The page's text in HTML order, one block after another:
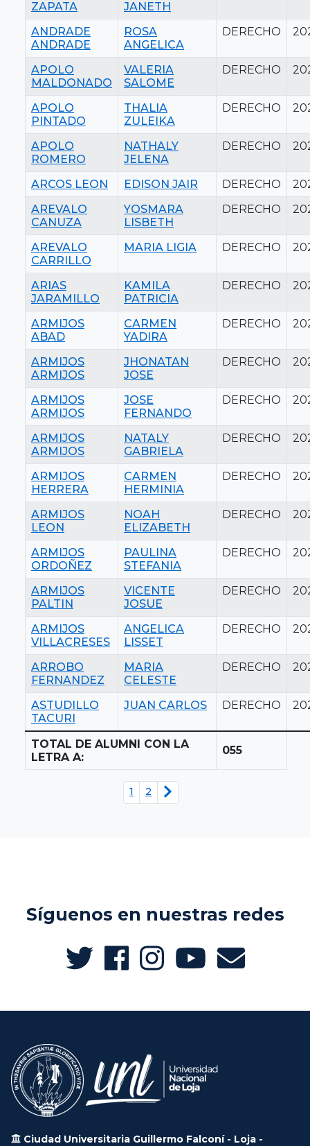
ZAPATA
JANETH
ANDRADE
ANDRADE
ROSA
ANGELICA
DERECHO
APOLO
MALDONADO
VALERIA
SALOME
DERECHO
APOLO
PINTADO
THALIA
ZULEIKA
DERECHO
APOLO
ROMERO
NATHALY
JELENA
DERECHO
ARCOS LEON EDISON JAIR DERECHO
AREVALO
CANUZA
YOSMARA
LISBETH
DERECHO
AREVALO
CARRILLO
MARIA LIGIA DERECHO
ARIAS
JARAMILLO
KAMILA
PATRICIA
DERECHO
ARMIJOS
ABAD
CARMEN
YADIRA
DERECHO
ARMIJOS
ARMIJOS
JHONATAN
JOSE
DERECHO
ARMIJOS
ARMIJOS
JOSE
FERNANDO
DERECHO
ARMIJOS
ARMIJOS
NATALY
GABRIELA
DERECHO
ARMIJOS
HERRERA
CARMEN
HERMINIA
DERECHO
ARMIJOS
LEON
NOAH
ELIZABETH
DERECHO
ARMIJOS
ORDOÑEZ
PAULINA
STEFANIA
DERECHO
ARMIJOS
PALTIN
VICENTE
JOSUE
DERECHO
ARMIJOS
VILLACRESES
ANGELICA
LISSET
DERECHO
ARROBO
FERNANDEZ
MARIA
CELESTE
DERECHO
ASTUDILLO
TACURI
JUAN CARLOS DERECHO
TOTAL DE ALUMNI CON LA
LETRA A:
055
1 2
Síguenos en nuestras redes
Ciudad Universitaria Guillermo Falconí - Loja -